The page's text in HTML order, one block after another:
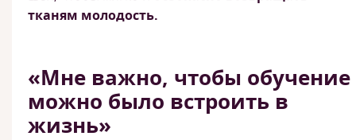
тканям молодость.
«Мне важно, чтобы обучение
можно было встроить в
жизнь»